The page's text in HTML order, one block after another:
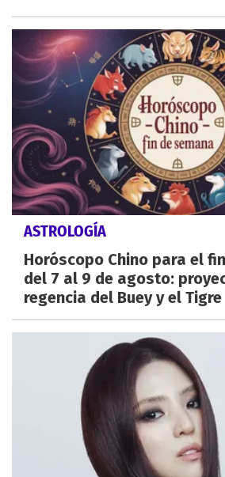
ASTROLOGÍA
Horóscopo Chino para el
del 7 al 9 de agosto:
regencia del Buey y el Tigre